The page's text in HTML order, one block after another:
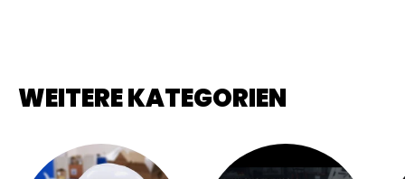
WEITERE KATEGORIEN